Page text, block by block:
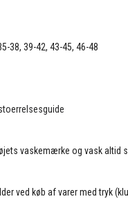
38, 39-42, 43-45, 46-48
vaskemærke og vask altid
ved køb af varer med tryk